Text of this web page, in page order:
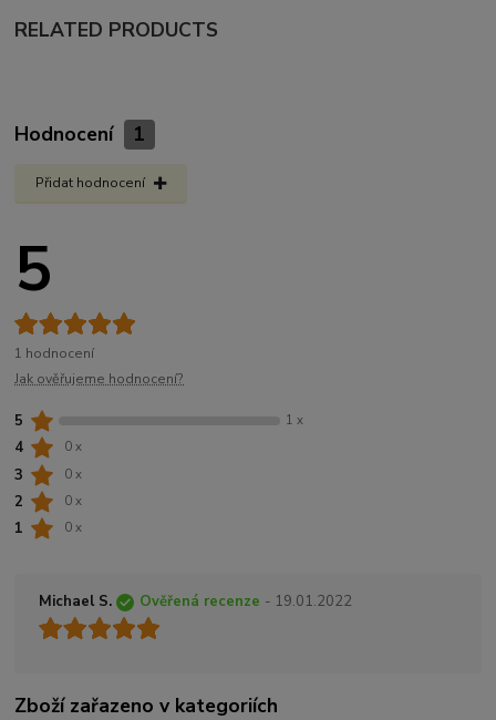
RELATED PRODUCTS
Hodnocení 1
Přidat hodnocení
5
1 hodnocení
Jak ověřujeme hodnocení?
5 1 x
4 0 x
3 0 x
2 0 x
1 0 x
Michael S. Ověřená recenze - 19.01.2022
Zboží zařazeno v kategoriích